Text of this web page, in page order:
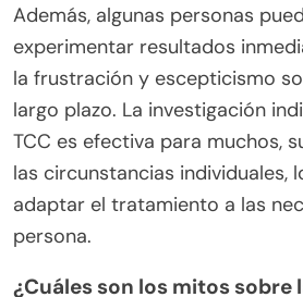
Además, algunas personas
experimentar resultados
la frustración y escepticismo
largo plazo. La investigación
TCC es efectiva para muchos,
las circunstancias individuales,
adaptar el tratamiento a las
persona.
¿Cuáles son los mitos sobre